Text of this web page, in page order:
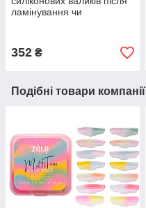
ламінування чи
Cleanser 50 г
352 ₴
Подібні товари компанії